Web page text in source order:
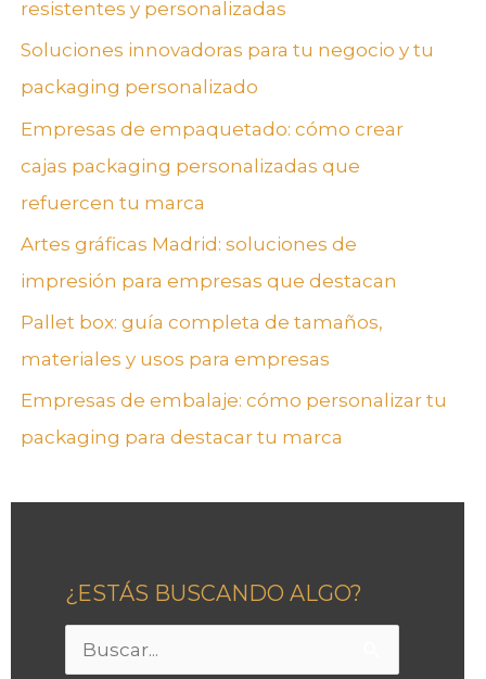
resistentes y personalizadas
Soluciones innovadoras para tu negocio y tu
packaging personalizado
Empresas de empaquetado: cómo crear
cajas packaging personalizadas que
refuercen tu marca
Artes gráficas Madrid: soluciones de
impresión para empresas que destacan
Pallet box: guía completa de tamaños,
materiales y usos para empresas
Empresas de embalaje: cómo personalizar tu
packaging para destacar tu marca
¿ESTÁS BUSCANDO ALGO?
Buscar